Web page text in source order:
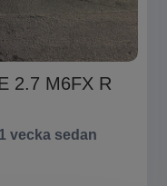
2.7 M6FX R
vecka sedan